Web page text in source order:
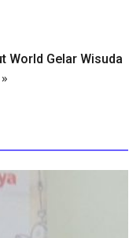
World Gelar Wisuda
»